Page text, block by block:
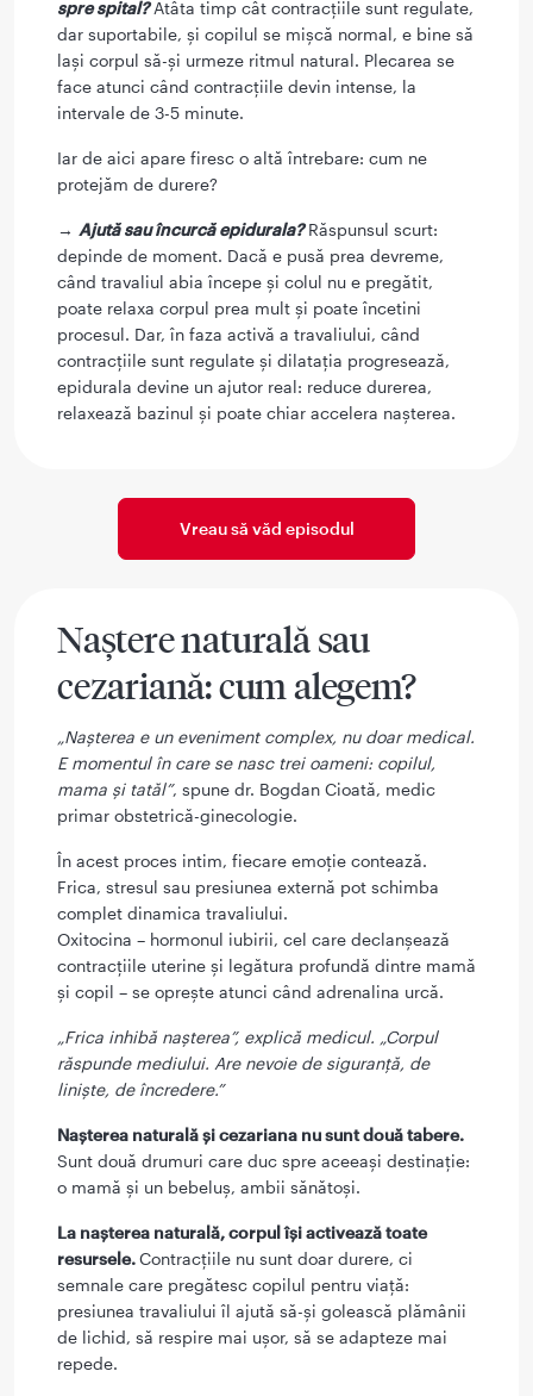
spre spital?Atâta timp cât contracțiile sunt regulate,
dar suportabile, și copilul se mișcă normal, e bine să
lași corpul să-și urmeze ritmul natural. Plecarea se
face atunci când contracțiile devin intense, la
intervale de 3-5 minute.
Iar de aici apare firesc o altă întrebare: cum ne
protejăm de durere?
→ Ajută sau încurcă epidurala?Răspunsul scurt:
depinde de moment. Dacă e pusă prea devreme,
când travaliul abia începe și colul nu e pregătit,
poate relaxa corpul prea mult și poate încetini
procesul. Dar, în faza activă a travaliului, când
contracțiile sunt regulate și dilatația progresează,
epidurala devine un ajutor real: reduce durerea,
relaxează bazinul și poate chiar accelera nașterea.
Vreau să văd episodul
Naștere naturală sau
cezariană: cum alegem?
„Nașterea e un eveniment complex, nu doar medical.
E momentul în care se nasc trei oameni: copilul,
mama și tatăl”, spune dr. Bogdan Cioată, medic
primar obstetrică-ginecologie.
În acest proces intim, fiecare emoție contează.
Frica, stresul sau presiunea externă pot schimba
complet dinamica travaliului.
Oxitocina – hormonul iubirii, cel care declanșează
contracțiile uterine și legătura profundă dintre mamă
și copil – se oprește atunci când adrenalina urcă.
„Frica inhibă nașterea”, explică medicul. „Corpul
răspunde mediului. Are nevoie de siguranță, de
liniște, de încredere.”
Nașterea naturală și cezariana nu sunt două tabere.
Sunt două drumuri care duc spre aceeași destinație:
o mamă și un bebeluș, ambii sănătoși.
La nașterea naturală, corpul își activează toate
resursele.Contracțiile nu sunt doar durere, ci
semnale care pregătesc copilul pentru viață:
presiunea travaliului îl ajută să-și golească plămânii
de lichid, să respire mai ușor, să se adapteze mai
repede.